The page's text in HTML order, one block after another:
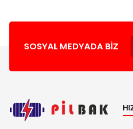
SOSYAL MEDYADA BIZ